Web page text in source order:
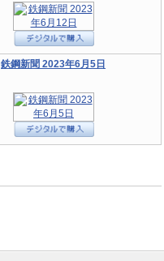
鉄鋼新聞 2023年6月5日